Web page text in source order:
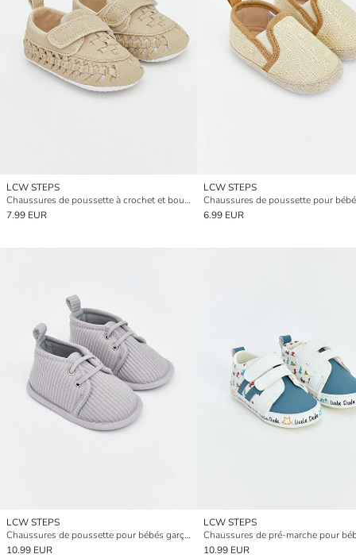
LCW STEPS
Chaussures de poussette à crochet et boucle pour bébés garçons
7.99 EUR
LCW STEPS
6.99 EUR
LCW STEPS
Chaussures de poussette pour bébés garçons
10.99 EUR
LCW STEPS
10.99 EUR